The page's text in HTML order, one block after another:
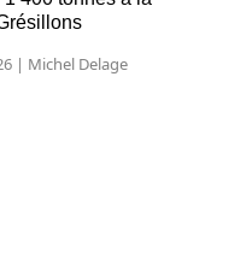
| Michel Delage